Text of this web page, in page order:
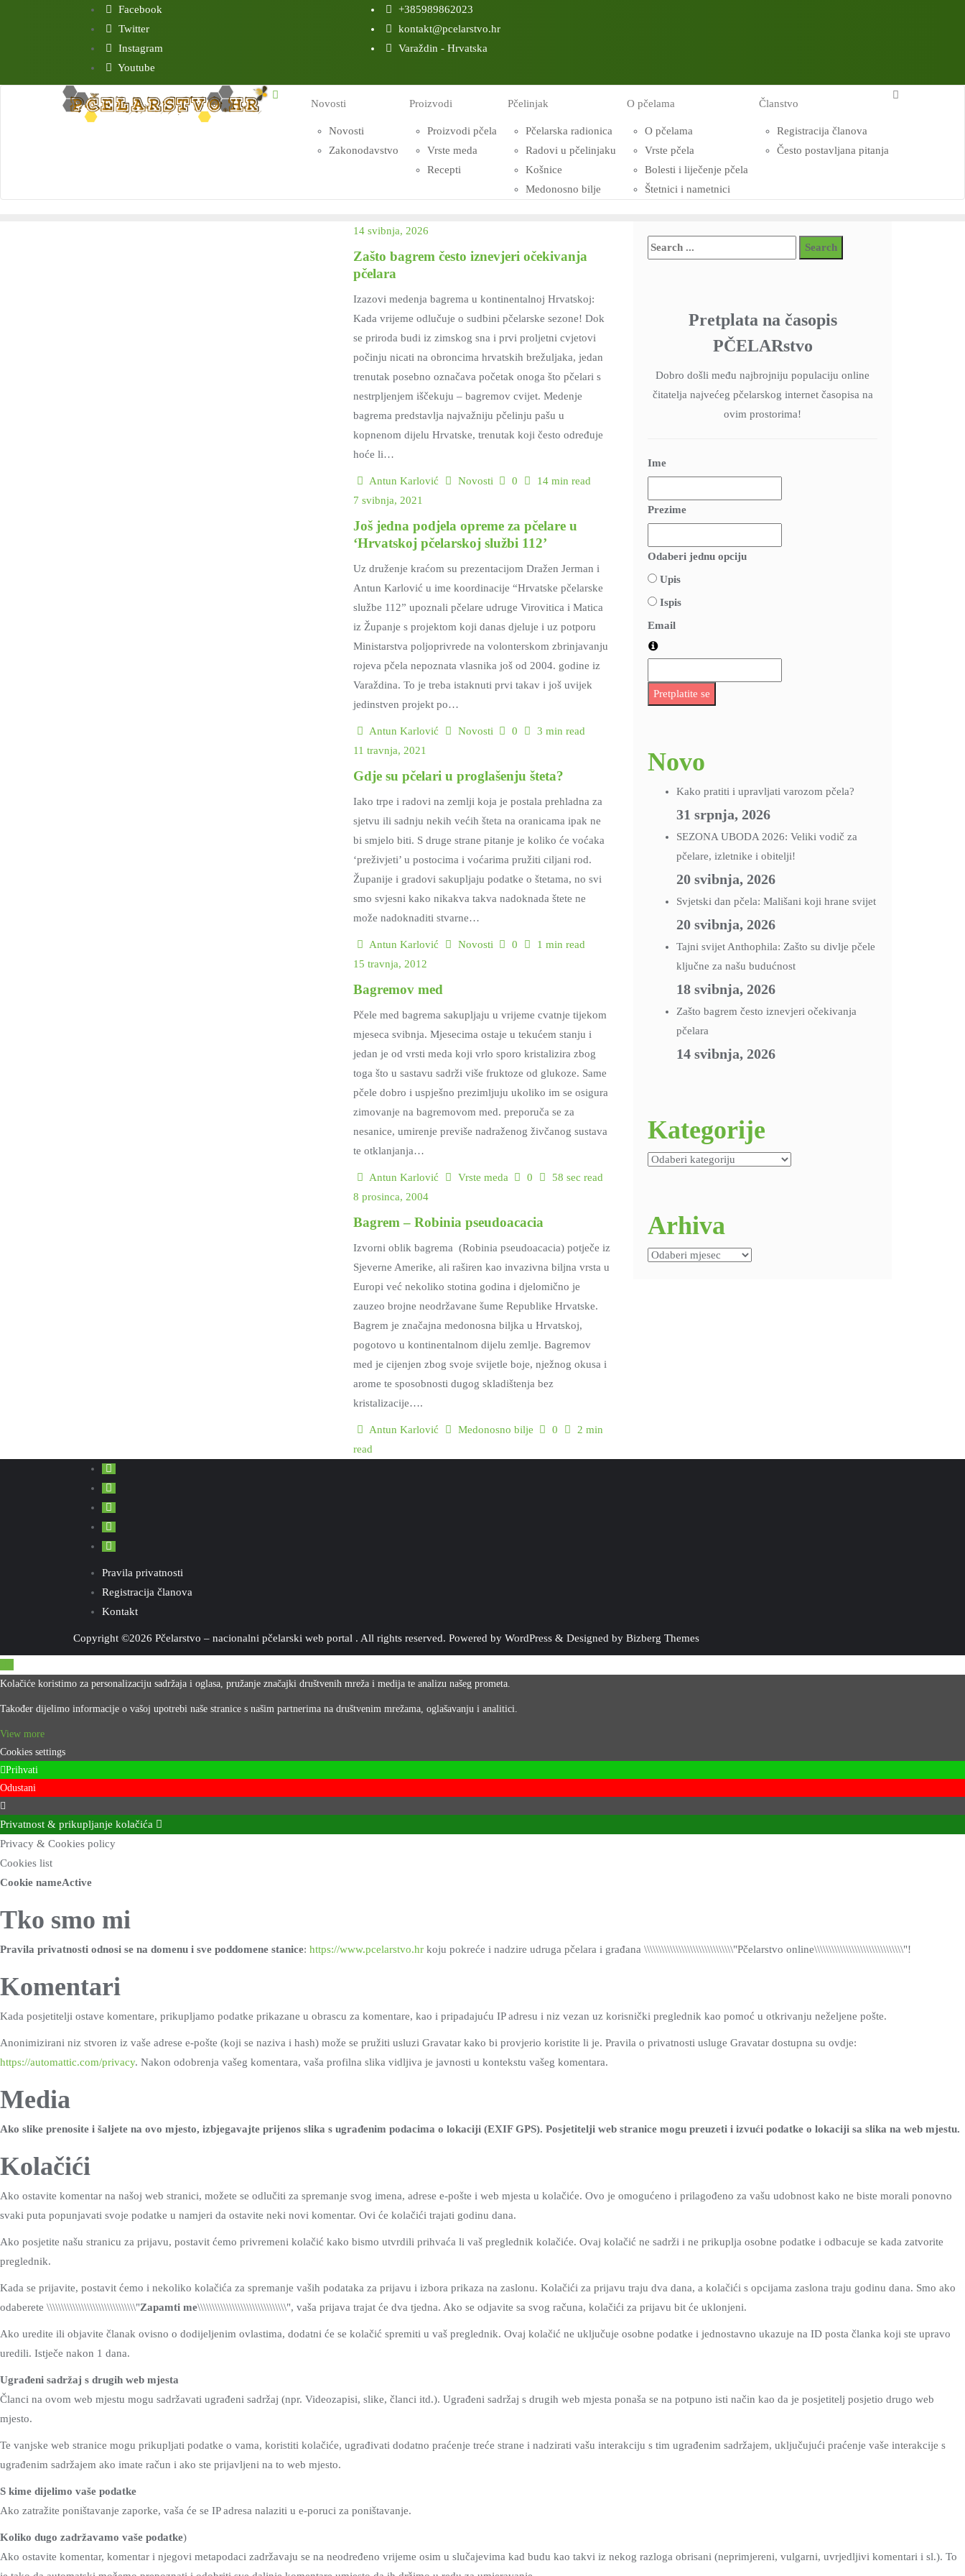
Facebook
Twitter
Instagram
Youtube
+385989862023
kontakt@pcelarstvo.hr
Varaždin - Hrvatska
Novosti
Novosti
Zakonodavstvo
Proizvodi
Proizvodi pčela
Vrste meda
Recepti
Pčelinjak
Pčelarska radionica
Radovi u pčelinjaku
Košnice
Medonosno bilje
O pčelama
O pčelama
Vrste pčela
Bolesti i liječenje pčela
Štetnici i nametnici
Članstvo
Registracija članova
Često postavljana pitanja
14 svibnja, 2026
Zašto bagrem često iznevjeri očekivanja
pčelara
Izazovi medenja bagrema u kontinentalnoj Hrvatskoj:
Kada vrijeme odlučuje o sudbini pčelarske sezone! Dok
se priroda budi iz zimskog sna i prvi proljetni cvjetovi
počinju nicati na obroncima hrvatskih brežuljaka, jedan
trenutak posebno označava početak onoga što pčelari s
nestrpljenjem iščekuju – bagremov cvijet. Medenje
bagrema predstavlja najvažniju pčelinju pašu u
kopnenom dijelu Hrvatske, trenutak koji često određuje
hoće li…
Antun Karlović Novosti 0
14 min read
7 svibnja, 2021
Još jedna podjela opreme za pčelare u
‘Hrvatskoj pčelarskoj službi 112’
Uz druženje kraćom su prezentacijom Dražen Jerman i
Antun Karlović u ime koordinacije “Hrvatske pčelarske
službe 112” upoznali pčelare udruge Virovitica i Matica
iz Županje s projektom koji danas djeluje i uz potporu
Ministarstva poljoprivrede na volonterskom zbrinjavanju
rojeva pčela nepoznata vlasnika još od 2004. godine iz
Varaždina. To je treba istaknuti prvi takav i još uvijek
jedinstven projekt po…
Antun Karlović Novosti 0
3 min read
11 travnja, 2021
Gdje su pčelari u proglašenju šteta?
Iako trpe i radovi na zemlji koja je postala prehladna za
sjetvu ili sadnju nekih većih šteta na oranicama ipak ne
bi smjelo biti. S druge strane pitanje je koliko će voćaka
‘preživjeti’ u postocima i voćarima pružiti ciljani rod.
Županije i gradovi sakupljaju podatke o štetama, no svi
smo svjesni kako nikakva takva nadoknada štete ne
može nadoknaditi stvarne…
Antun Karlović Novosti 0
1 min read
15 travnja, 2012
Bagremov med
Pčele med bagrema sakupljaju u vrijeme cvatnje tijekom
mjeseca svibnja. Mjesecima ostaje u tekućem stanju i
jedan je od vrsti meda koji vrlo sporo kristalizira zbog
toga što u sastavu sadrži više fruktoze od glukoze. Same
pčele dobro i uspješno prezimljuju ukoliko im se osigura
zimovanje na bagremovom med. preporuča se za
nesanice, umirenje previše nadraženog živčanog sustava
te otklanjanja…
Antun Karlović Vrste meda 0
58 sec read
8 prosinca, 2004
Bagrem – Robinia pseudoacacia
Izvorni oblik bagrema (Robinia pseudoacacia) potječe iz
Sjeverne Amerike, ali raširen kao invazivna biljna vrsta u
Europi već nekoliko stotina godina i djelomično je
zauzeo brojne neodržavane šume Republike Hrvatske.
Bagrem je značajna medonosna biljka u Hrvatskoj,
pogotovo u kontinentalnom dijelu zemlje. Bagremov
med je cijenjen zbog svoje svijetle boje, nježnog okusa i
arome te sposobnosti dugog skladištenja bez
kristalizacije….
Antun Karlović Medonosno bilje 0
2 min
read
Pretplata na časopis
PČELARstvo
Dobro došli među najbrojniju populaciju online
čitatelja najvećeg pčelarskog internet časopisa na
ovim prostorima!
Ime
Prezime
Odaberi jednu opciju
Upis
Ispis
Email
Pretplatite se
Novo
Kako pratiti i upravljati varozom pčela?
31 srpnja, 2026
SEZONA UBODA 2026: Veliki vodič za
pčelare, izletnike i obitelji!
20 svibnja, 2026
Svjetski dan pčela: Mališani koji hrane svijet
20 svibnja, 2026
Tajni svijet Anthophila: Zašto su divlje pčele
ključne za našu budućnost
18 svibnja, 2026
Zašto bagrem često iznevjeri očekivanja
pčelara
14 svibnja, 2026
Kategorije
Kategorije
Arhiva
Arhiva
Pravila privatnosti
Registracija članova
Kontakt
Copyright ©2026 Pčelarstvo – nacionalni pčelarski web portal . All rights reserved. Powered by WordPress & Designed by Bizberg Themes
Kolačiće koristimo za personalizaciju sadržaja i oglasa, pružanje značajki društvenih mreža i medija te analizu našeg prometa.
Također dijelimo informacije o vašoj upotrebi naše stranice s našim partnerima na društvenim mrežama, oglašavanju i analitici.
View more
Cookies settings
Prihvati
Odustani
Privatnost & prikupljanje kolačića
Privacy & Cookies policy
Cookies list
Cookie nameActive
Tko smo mi
Pravila privatnosti odnosi se na domenu i sve poddomene stanice: https://www.pcelarstvo.hr koju pokreće i nadzire udruga pčelara i građana \\\\\\\\\\\\\\\\\\\\\\\\\\\\\\\"Pčelarstvo online\\\\\\\\\\\\\\\\\\\\\\\\\\\\\\\"!
Komentari
Kada posjetitelji ostave komentare, prikupljamo podatke prikazane u obrascu za komentare, kao i pripadajuću IP adresu i niz vezan uz korisnički preglednik kao pomoć u otkrivanju neželjene pošte.
Anonimizirani niz stvoren iz vaše adrese e-pošte (koji se naziva i hash) može se pružiti usluzi Gravatar kako bi provjerio koristite li je. Pravila o privatnosti usluge Gravatar dostupna su ovdje:
https://automattic.com/privacy. Nakon odobrenja vašeg komentara, vaša profilna slika vidljiva je javnosti u kontekstu vašeg komentara.
Media
Ako slike prenosite i šaljete na ovo mjesto, izbjegavajte prijenos slika s ugrađenim podacima o lokaciji (EXIF GPS). Posjetitelji web stranice mogu preuzeti i izvući podatke o lokaciji sa slika na web mjestu.
Kolačići
Ako ostavite komentar na našoj web stranici, možete se odlučiti za spremanje svog imena, adrese e-pošte i web mjesta u kolačiće. Ovo je omogućeno i prilagođeno za vašu udobnost kako ne biste morali ponovno
svaki puta popunjavati svoje podatke u namjeri da ostavite neki novi komentar. Ovi će kolačići trajati godinu dana.
Ako posjetite našu stranicu za prijavu, postavit ćemo privremeni kolačić kako bismo utvrdili prihvaća li vaš preglednik kolačiće. Ovaj kolačić ne sadrži i ne prikuplja osobne podatke i odbacuje se kada zatvorite
preglednik.
Kada se prijavite, postavit ćemo i nekoliko kolačića za spremanje vaših podataka za prijavu i izbora prikaza na zaslonu. Kolačići za prijavu traju dva dana, a kolačići s opcijama zaslona traju godinu dana. Smo ako
odaberete \\\\\\\\\\\\\\\\\\\\\\\\\\\\\\\"Zapamti me\\\\\\\\\\\\\\\\\\\\\\\\\\\\\\\", vaša prijava trajat će dva tjedna. Ako se odjavite sa svog računa, kolačići za prijavu bit će uklonjeni.
Ako uredite ili objavite članak ovisno o dodijeljenim ovlastima, dodatni će se kolačić spremiti u vaš preglednik. Ovaj kolačić ne uključuje osobne podatke i jednostavno ukazuje na ID posta članka koji ste upravo
uredili. Istječe nakon 1 dana.
Ugrađeni sadržaj s drugih web mjesta
Članci na ovom web mjestu mogu sadržavati ugrađeni sadržaj (npr. Videozapisi, slike, članci itd.). Ugrađeni sadržaj s drugih web mjesta ponaša se na potpuno isti način kao da je posjetitelj posjetio drugo web
mjesto.
Te vanjske web stranice mogu prikupljati podatke o vama, koristiti kolačiće, ugrađivati ​​dodatno praćenje treće strane i nadzirati vašu interakciju s tim ugrađenim sadržajem, uključujući praćenje vaše interakcije s
ugrađenim sadržajem ako imate račun i ako ste prijavljeni na to web mjesto.
S kime dijelimo vaše podatke
Ako zatražite poništavanje zaporke, vaša će se IP adresa nalaziti u e-poruci za poništavanje.
Koliko dugo zadržavamo vaše podatke)
Ako ostavite komentar, komentar i njegovi metapodaci zadržavaju se na neodređeno vrijeme osim u slučajevima kad budu kao takvi iz nekog razloga obrisani (neprimjereni, vulgarni, uvrjedljivi komentari i sl.). To